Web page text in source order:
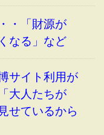
・「財源が
なる」など
サイト利用が
大人たちが
せているから